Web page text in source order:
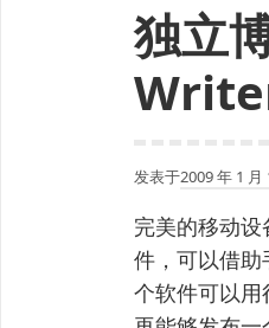
独立
发表于2009 年 1 月
完美的移动
件，可以借助
个软件可以